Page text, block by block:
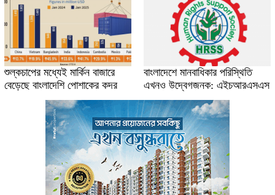
শুল্কচাপের মধ্যেই মার্কিন বাজারে
বেড়েছে বাংলাদেশি পোশাকের কদর
বাংলাদেশে মানবাধিকার পরিস্থিতি
এখনও উদ্বেগজনক: এইচআরএসএস